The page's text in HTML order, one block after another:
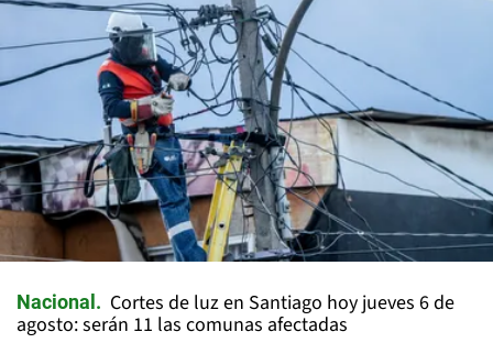
Nacional
Cortes de luz en Santiago hoy jueves 6 de
agosto: serán 11 las comunas afectadas